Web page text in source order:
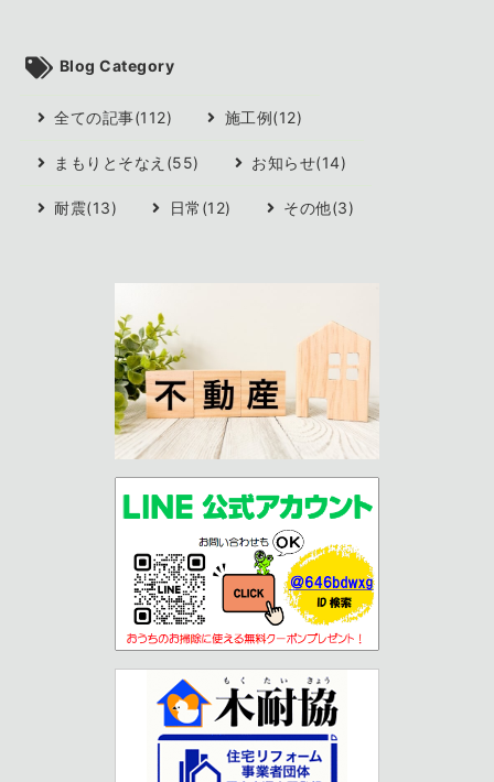
Blog Category
全ての記事(112) 施工例(12)
まもりとそなえ(55) お知らせ(14)
耐震(13) 日常(12) その他(3)